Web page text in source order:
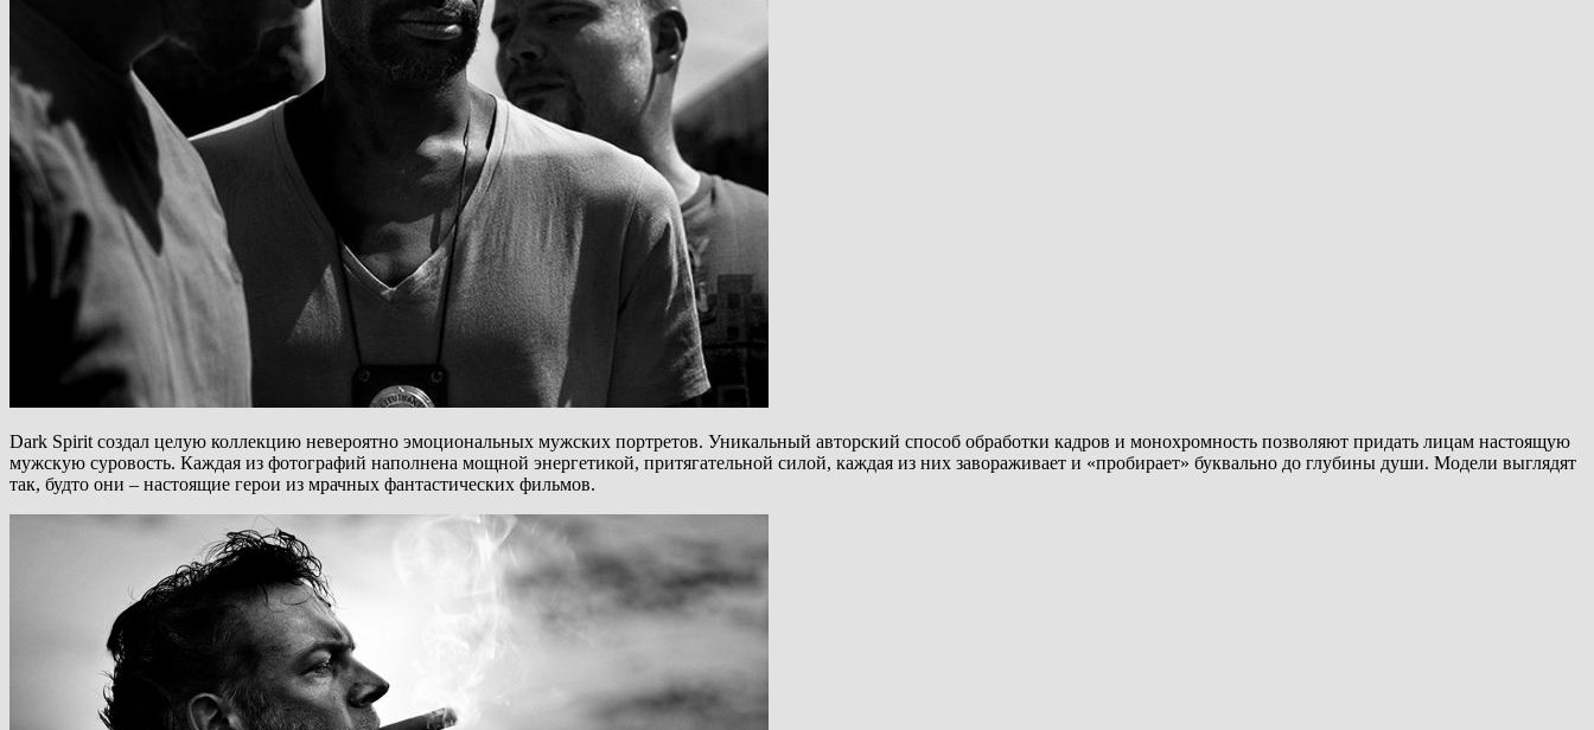
Dark Spirit создал целую коллекцию невероятно эмоциональных мужских портретов. Уникальный авторский способ обработки кадров и монохромность позволяют придать лицам настоящую
мужскую суровость. Каждая из фотографий наполнена мощной энергетикой, притягательной силой, каждая из них завораживает и «пробирает» буквально до глубины души. Модели выглядят
так, будто они – настоящие герои из мрачных фантастических фильмов.